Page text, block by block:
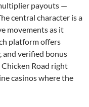
payouts —
central character is a
movements as it
platform offers
and verified bonus
Road right
casinos where the